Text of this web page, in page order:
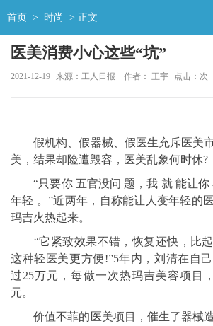
首页 > 时尚 > 正文
医美消费小心这些“坑”
2021-12-19 来源：工人日报 作者： 王宇 点击： 次
假机构、假器械、假医生充斥医美
美，结果却险遭毁容，医美乱象何时休?
“只要你 五官没问 题，我 就 能让你
年轻 。”近两年，自称能让人变年轻
玛吉火热起来。
“它紧致效果不错，恢复还快，比起
这种轻医美更方便!”5年内，刘清在自
过25万元，每做一次热玛吉美容项目
元。
价值不菲的医美项目，催生了器械